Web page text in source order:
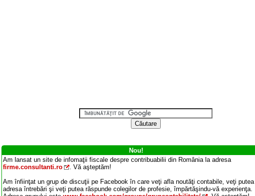
Nou!
Am lansat un site de infomaţii fiscale despre contribuabilii din România la adresa
firme.consultanti.ro
. Vă aşteptăm!
Am înfiinţat un grup de discuţii pe Facebook în care veţi afla noutăţi contabile, veţi putea
adresa întrebări şi veţi putea răspunde colegilor de profesie, împărtăşindu-vă experienţa.